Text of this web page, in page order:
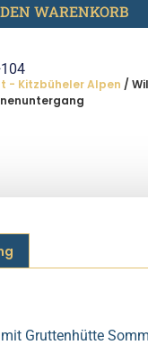
WARENKORB
- Kitzbüheler Alpen /
Gruttenhütte